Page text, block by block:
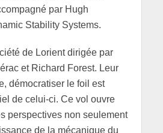
par Hugh
Stability Systems.
de Lorient dirigée par
et Richard Forest. Leur
démocratiser le foil est
de celui-ci. Ce vol ouvre
perspectives non seulement
de la mécanique du